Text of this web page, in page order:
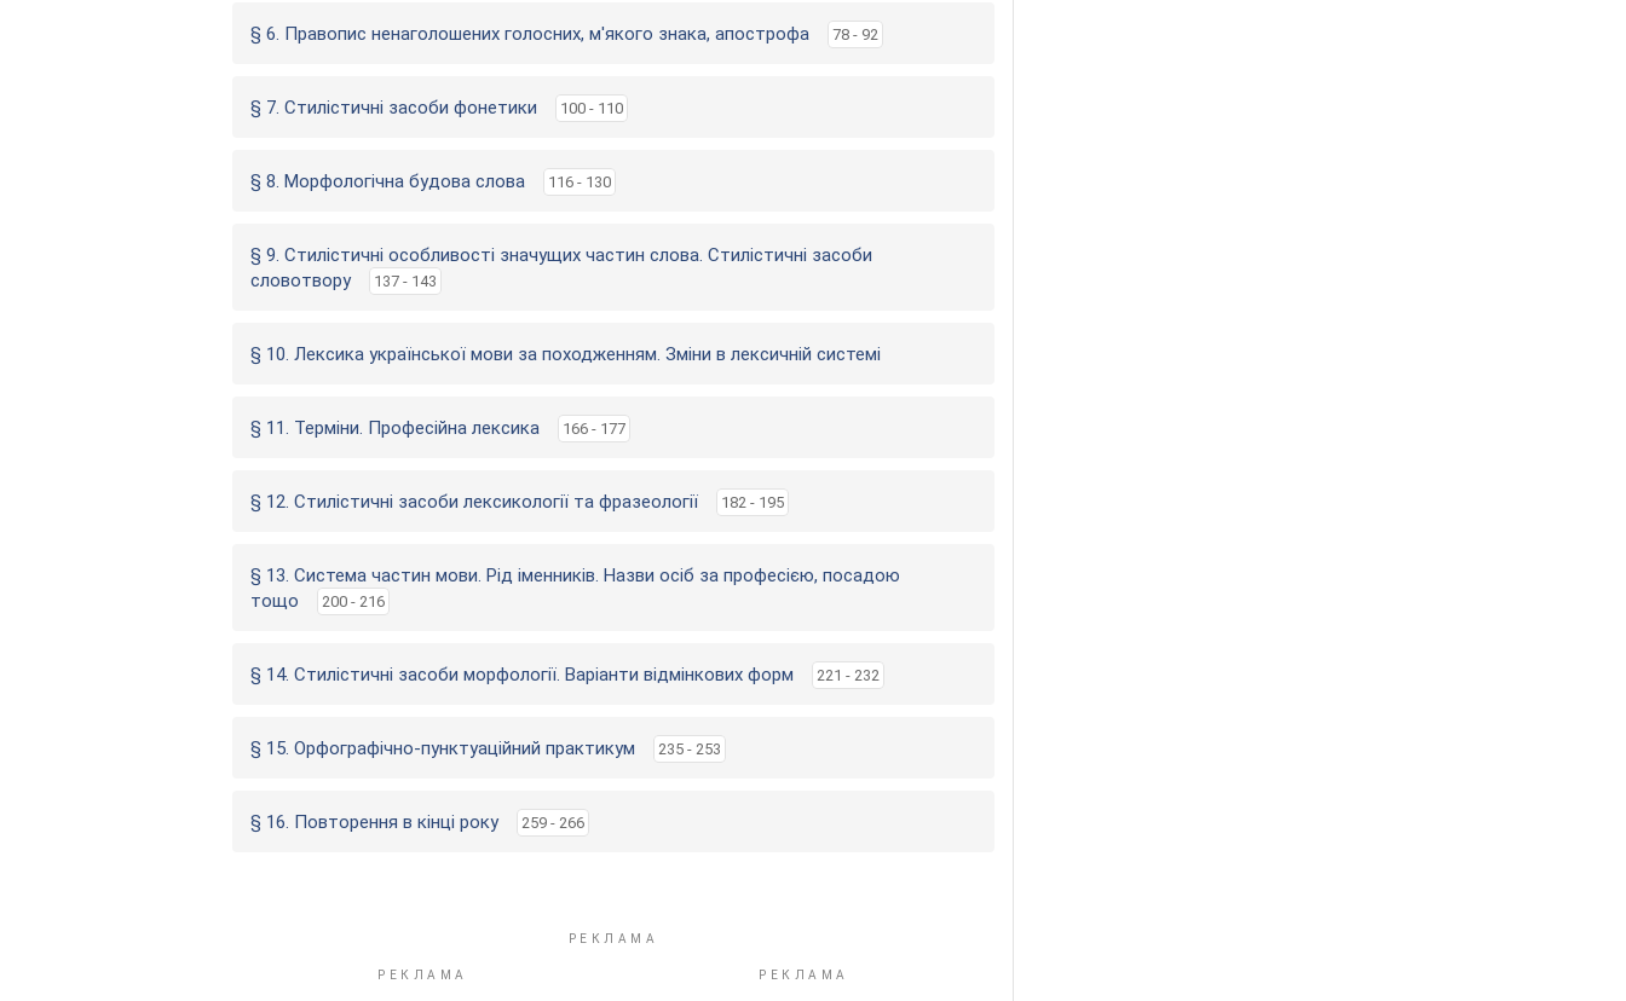
§ 6. Правопис ненаголошених голосних, м'якого знака, апострофа 78 - 92
§ 7. Стилістичні засоби фонетики 100 - 110
§ 8. Морфологічна будова слова 116 - 130
§ 9. Стилістичні особливості значущих частин слова. Стилістичні засоби
словотвору
137 - 143
§ 10. Лексика української мови за походженням. Зміни в лексичній системі
§ 11. Терміни. Професійна лексика 166 - 177
§ 12. Стилістичні засоби лексикології та фразеології 182 - 195
§ 13. Система частин мови. Рід іменників. Назви осіб за професією, посадою
тощо
200 - 216
§ 14. Стилістичні засоби морфології. Варіанти відмінкових форм 221 - 232
§ 15. Орфографічно-пунктуаційний практикум 235 - 253
§ 16. Повторення в кінці року 259 - 266